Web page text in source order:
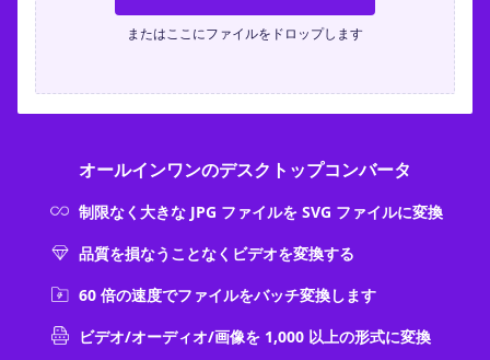
またはここにファイルをドロップします
オールインワンのデスクトップコンバータ
制限なく大きな JPG ファイルを SVG ファイルに変換
品質を損なうことなくビデオを変換する
60 倍の速度でファイルをバッチ変換します
ビデオ/オーディオ/画像を 1,000 以上の形式に変換